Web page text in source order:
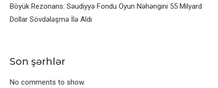
Böyük Rezonans: Səudiyyə Fondu Oyun Nəhəngini 55 Milyard
Dollar Sövdələşmə İlə Aldı
Son şərhlər
No comments to show.